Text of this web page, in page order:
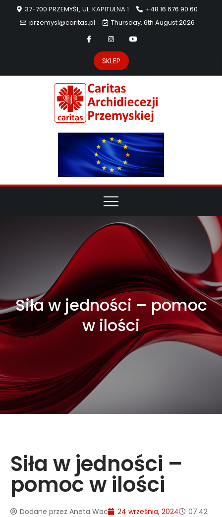
37-700 PRZEMYŚL, UL. KAPITULNA 1
+48 16 676 90 60
przemysl@caritas.pl
Thursday, 6th August 2026
SKLEP
Siła w jedności – pomoc
w ilości
Siła w jedności –
pomoc w ilości
Dodane przez Aneta Wac 24 września, 2024 07:42